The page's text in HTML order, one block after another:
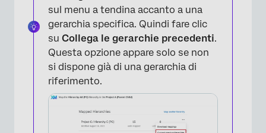
sul menu a tendina accanto a una
gerarchia specifica. Quindi fare clic
su Collega le gerarchie precedenti.
Questa opzione appare solo se non
si dispone già di una gerarchia di
riferimento.